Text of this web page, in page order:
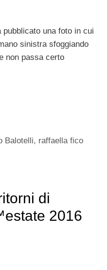
una foto in cui
sinistra sfoggiando
non passa certo
Balotelli, raffaella fico
di
2016